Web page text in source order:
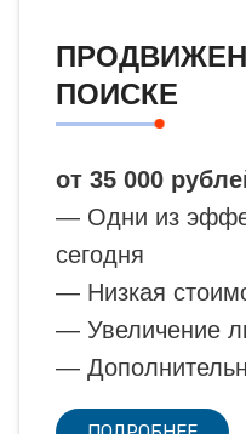
ПОИСКЕ
от 35 000
— Одни из
сегодня
— Низкая
— Увеличение
—